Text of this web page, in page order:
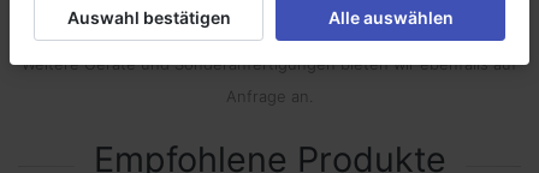
und spezielle 3M™-Handabroller.
Weitere Geräte und Sonderanfertigungen bieten wir ebenfalls auf
Anfrage an.
Empfohlene Produkte
Auswahl bestätigen Alle auswählen